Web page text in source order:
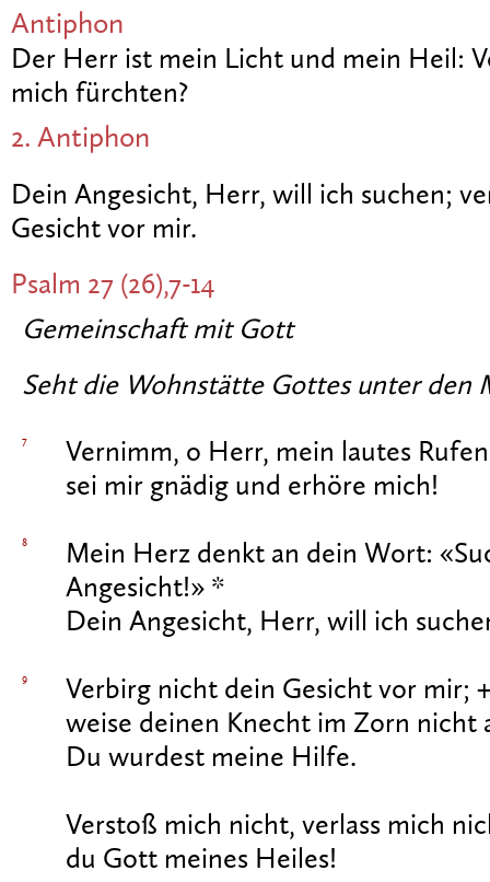
Antiphon
Der Herr ist mein Licht und mein Heil:
mich fürchten?
2. Antiphon
Dein Angesicht, Herr, will ich suchen;
Gesicht vor mir.
Psalm 27 (26),7-14
Gemeinschaft mit Gott
Seht die Wohnstätte Gottes unter den
7
Vernimm, o Herr, mein lautes
sei mir gnädig und erhöre mich!
8
Mein Herz denkt an dein Wort:
Angesicht!» *
Dein Angesicht, Herr, will ich
9
Verbirg nicht dein Gesicht vor mir;
weise deinen Knecht im Zorn nicht
Du wurdest meine Hilfe.
Verstoß mich nicht, verlass mich
du Gott meines Heiles!